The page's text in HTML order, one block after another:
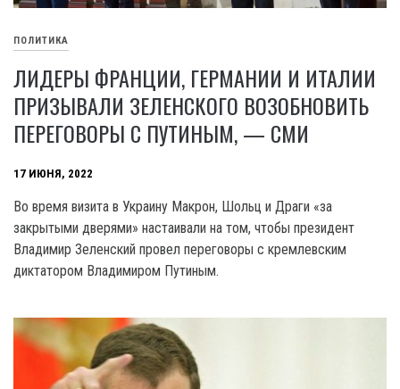
ПОЛИТИКА
ЛИДЕРЫ ФРАНЦИИ, ГЕРМАНИИ И ИТАЛИИ
ПРИЗЫВАЛИ ЗЕЛЕНСКОГО ВОЗОБНОВИТЬ
ПЕРЕГОВОРЫ С ПУТИНЫМ, — СМИ
17 ИЮНЯ, 2022
Во время визита в Украину Макрон, Шольц и Драги «за
закрытыми дверями» настаивали на том, чтобы президент
Владимир Зеленский провел переговоры с кремлевским
диктатором Владимиром Путиным.